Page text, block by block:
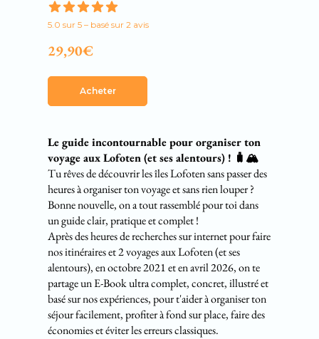
5.0 sur 5 – basé sur 2 avis
29,90€
Acheter
Le guide incontournable pour organiser ton
voyage aux Lofoten (et ses alentours) ! 🧳🏔️
Tu rêves de découvrir les îles Lofoten sans passer des
heures à organiser ton voyage et sans rien louper ?
Bonne nouvelle, on a tout rassemblé pour toi dans
un guide clair, pratique et complet !
Après des heures de recherches sur internet pour faire
nos itinéraires et 2 voyages aux Lofoten (et ses
alentours), en octobre 2021 et en avril 2026, on te
partage un E-Book ultra complet, concret, illustré et
basé sur nos expériences, pour t'aider à organiser ton
séjour facilement, profiter à fond sur place, faire des
économies et éviter les erreurs classiques.